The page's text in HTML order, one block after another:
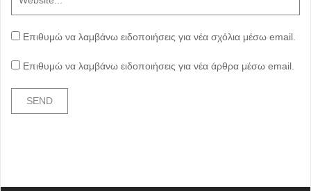
Επιθυμώ να λαμβάνω ειδοποιήσεις για νέα σχόλια μέσω email.
Επιθυμώ να λαμβάνω ειδοποιήσεις για νέα άρθρα μέσω email.